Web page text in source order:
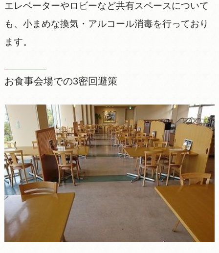
エレベーターやロビーなど共有スペースについて
も、小まめな換気・アルコール消毒を行っており
ます。
お食事会場での3密回避策